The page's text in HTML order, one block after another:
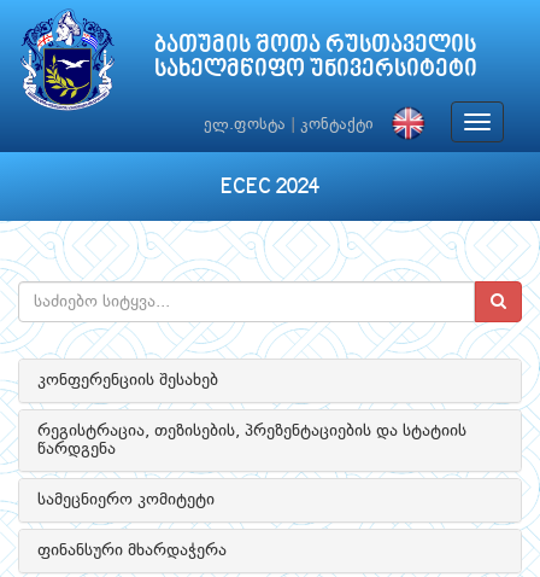
ბათუმის შოთა რუსთაველის
სახელმწიფო უნივერსიტეტი
ელ.ფოსტა კონტაქტი
Toggle
ECEC 2024
კონფერენციის შესახებ
რეგისტრაცია, თეზისების, პრეზენტაციების და სტატიის
წარდგენა
სამეცნიერო კომიტეტი
ფინანსური მხარდაჭერა